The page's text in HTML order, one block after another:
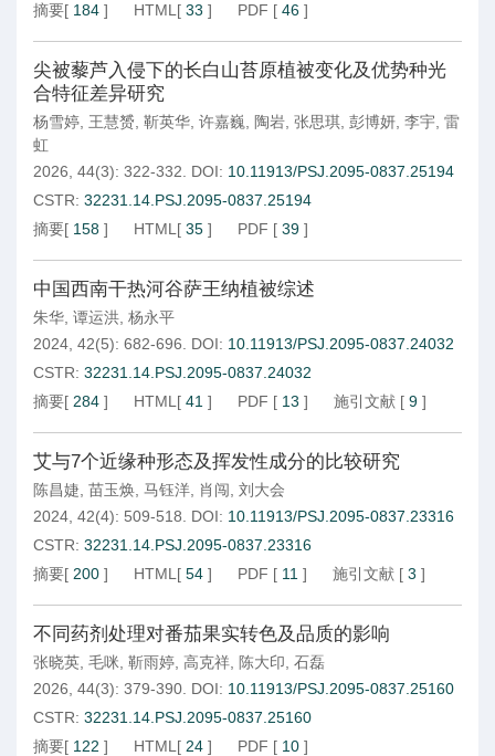
摘要[ 184 ] HTML [ 33 ] PDF [ 46 ]
尖被藜芦入侵下的长白山苔原植被变化及优势种光
合特征差异研究
杨雪婷 王慧赟 靳英华 许嘉巍 陶岩 张思琪 彭博妍 李宇 雷
虹
2026, 44(3): 322-332.
DOI: 10.11913/PSJ.2095-0837.25194
CSTR: 32231.14.PSJ.2095-0837.25194
摘要[ 158 ] HTML [ 35 ] PDF [ 39 ]
中国西南干热河谷萨王纳植被综述
朱华 谭运洪 杨永平
2024, 42(5): 682-696.
DOI: 10.11913/PSJ.2095-0837.24032
CSTR: 32231.14.PSJ.2095-0837.24032
摘要[ 284 ] HTML [ 41 ] PDF [ 13 ] 施引文献 [ 9 ]
艾与7个近缘种形态及挥发性成分的比较研究
陈昌婕 苗玉焕 马钰洋 肖闯 刘大会
2024, 42(4): 509-518.
DOI: 10.11913/PSJ.2095-0837.23316
CSTR: 32231.14.PSJ.2095-0837.23316
摘要[ 200 ] HTML [ 54 ] PDF [ 11 ] 施引文献 [ 3 ]
不同药剂处理对番茄果实转色及品质的影响
张晓英 毛咪 靳雨婷 高克祥 陈大印 石磊
2026, 44(3): 379-390. DOI: 10.11913/PSJ.2095-0837.25160
CSTR: 32231.14.PSJ.2095-0837.25160
摘要[ 122 ] HTML [ 24 ] PDF [ 10 ]